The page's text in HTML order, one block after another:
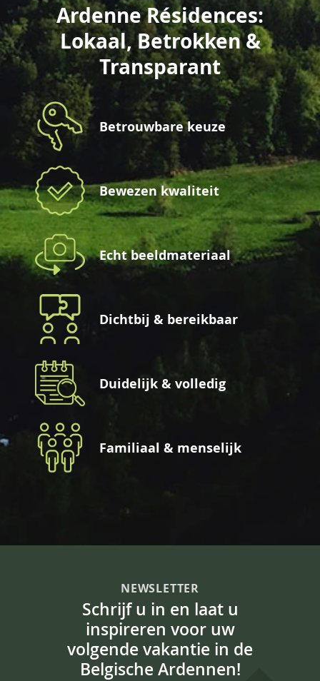
Ardenne Résidences:
Lokaal, Betrokken &
Transparant
Betrouwbare keuze
Bewezen kwaliteit
Echt beeldmateriaal
Dichtbij & bereikbaar
Duidelijk & volledig
Familiaal & menselijk
NEWSLETTER
Schrijf u in en laat u
inspireren voor uw
volgende vakantie in de
Belgische Ardennen!